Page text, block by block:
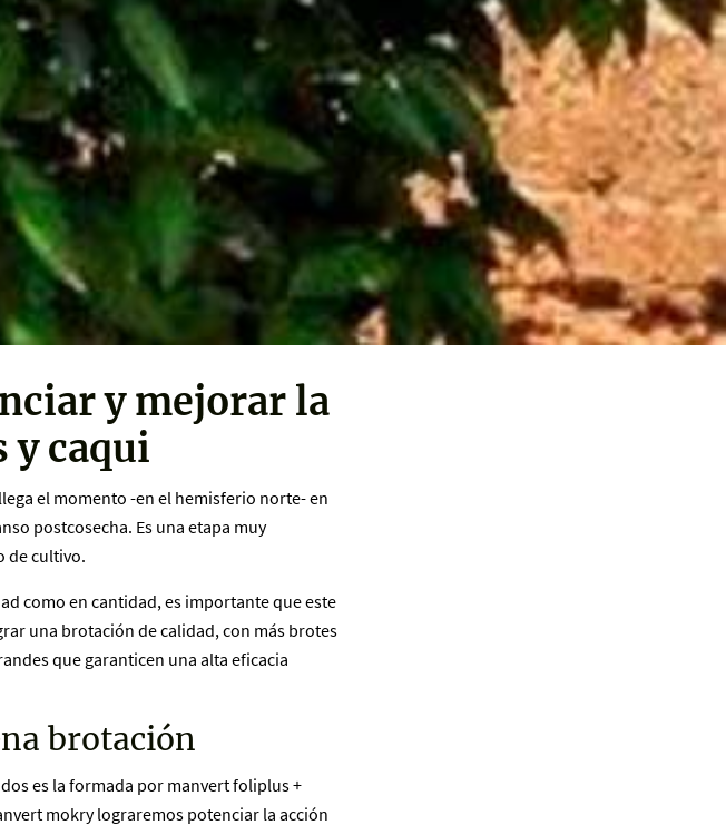
y mejorar la
y caqui
el momento -en el hemisferio norte- en
postcosecha. Es una etapa muy
de cultivo.
como en cantidad, es importante que este
una brotación de calidad, con más brotes
que garanticen una alta eficacia
brotación
es la formada por manvert foliplus +
mokry lograremos potenciar la acción